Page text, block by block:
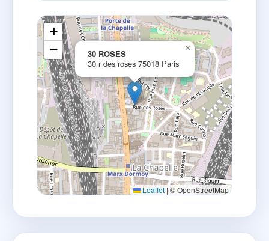
30 ROSES
30 r des roses 75018 Paris
×
+
−
Leaflet | © OpenStreetMap